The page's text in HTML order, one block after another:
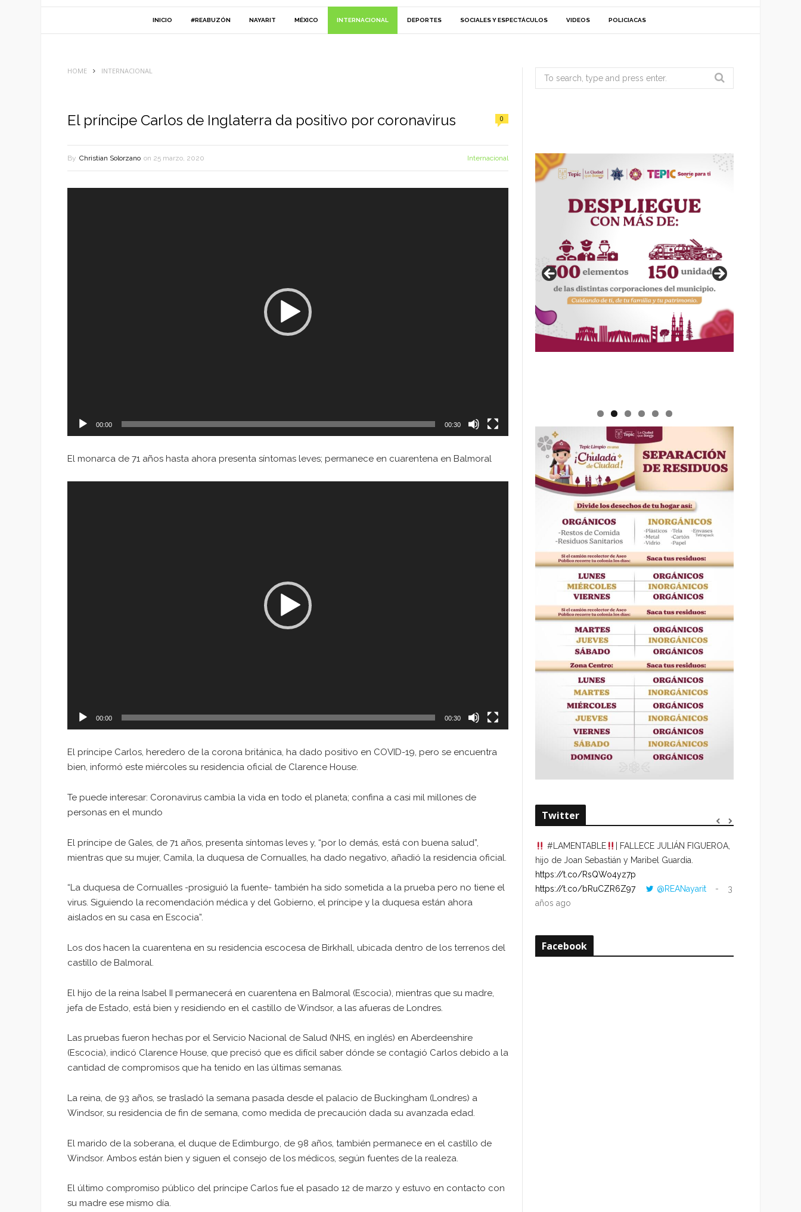
INICIO #REABUZÓN NAYARIT MÉXICO INTERNACIONAL DEPORTES SOCIALES Y ESPECTÁCULOS VIDEOS POLICIACAS
HOME INTERNACIONAL
El príncipe Carlos de Inglaterra da positivo por coronavirus 0
By Christian Solorzano on 25 marzo, 2020 Internacional
00:00 00:30
El monarca de 71 años hasta ahora presenta síntomas leves; permanece en cuarentena en Balmoral
00:00 00:30
El príncipe Carlos, heredero de la corona británica, ha dado positivo en COVID-19, pero se encuentra
bien, informó este miércoles su residencia oficial de Clarence House.
Te puede interesar: Coronavirus cambia la vida en todo el planeta; confina a casi mil millones de
personas en el mundo
El príncipe de Gales, de 71 años, presenta síntomas leves y, “por lo demás, está con buena salud”,
mientras que su mujer, Camila, la duquesa de Cornualles, ha dado negativo, añadió la residencia oficial.
“La duquesa de Cornualles -prosiguió la fuente- también ha sido sometida a la prueba pero no tiene el
virus. Siguiendo la recomendación médica y del Gobierno, el príncipe y la duquesa están ahora
aislados en su casa en Escocia”.
Los dos hacen la cuarentena en su residencia escocesa de Birkhall, ubicada dentro de los terrenos del
castillo de Balmoral.
El hijo de la reina Isabel II permanecerá en cuarentena en Balmoral (Escocia), mientras que su madre,
jefa de Estado, está bien y residiendo en el castillo de Windsor, a las afueras de Londres.
Las pruebas fueron hechas por el Servicio Nacional de Salud (NHS, en inglés) en Aberdeenshire
(Escocia), indicó Clarence House, que precisó que es difícil saber dónde se contagió Carlos debido a la
cantidad de compromisos que ha tenido en las últimas semanas.
La reina, de 93 años, se trasladó la semana pasada desde el palacio de Buckingham (Londres) a
Windsor, su residencia de fin de semana, como medida de precaución dada su avanzada edad.
El marido de la soberana, el duque de Edimburgo, de 98 años, también permanece en el castillo de
Windsor. Ambos están bien y siguen el consejo de los médicos, según fuentes de la realeza.
El último compromiso público del príncipe Carlos fue el pasado 12 de marzo y estuvo en contacto con
su madre ese mismo día.
Search
for:
Twitter
#LAMENTABLE
| FALLECE JULIÁN FIGUEROA,
hijo de Joan Sebastián y Maribel Guardia.
https://t.co/RsQWo4yz7p
https://t.co/bRuCZR6Z97
@REANayarit
3
años ago
Facebook